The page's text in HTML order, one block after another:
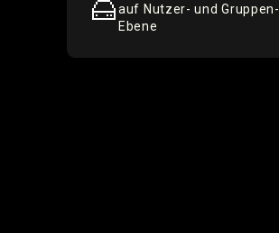
auf Nutzer- und Gruppen-
Ebene